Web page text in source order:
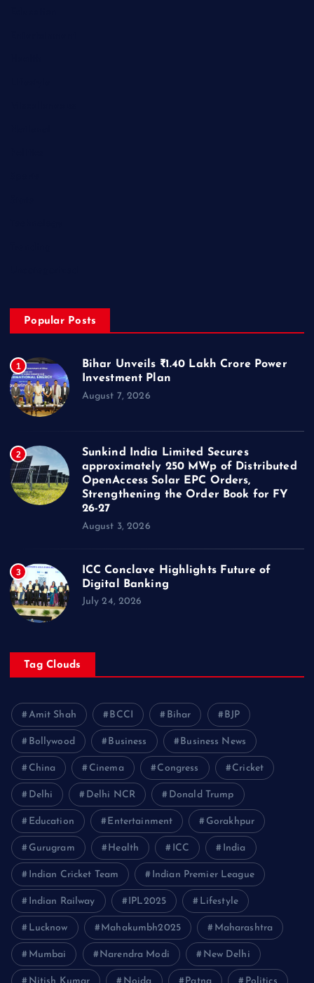
Popular Posts
1
Bihar Unveils ₹1.40 Lakh Crore Power
Investment Plan
August 7, 2026
2
Sunkind India Limited Secures
approximately 250 MWp of Distributed
OpenAccess Solar EPC Orders,
Strengthening the Order Book for FY
26-27
August 3, 2026
3
ICC Conclave Highlights Future of
Digital Banking
July 24, 2026
Tag Clouds
Amit Shah BCCI Bihar BJP
Bollywood Business Business News
China Cinema Congress Cricket
Delhi Delhi NCR Donald Trump
Education Entertainment Gorakhpur
Gurugram Health ICC India
Indian Cricket Team Indian Premier League
Indian Railway IPL2025 Lifestyle
Lucknow Mahakumbh2025 Maharashtra
Mumbai Narendra Modi New Delhi